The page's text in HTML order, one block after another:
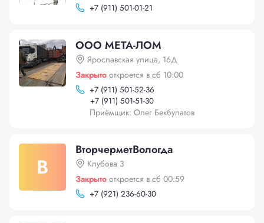
+7 (911) 501-01-21
ООО МЕТА-ЛОМ
Ярославская улица, 16Д
Закрыто откроется в сб 10:00
+7 (911) 501-52-36
+7 (911) 501-51-30
Приёмщик: Олег Бекбулатов
В
ВторчерметВологда
Клубова 3
Закрыто откроется в сб 00:59
+7 (921) 236-60-30